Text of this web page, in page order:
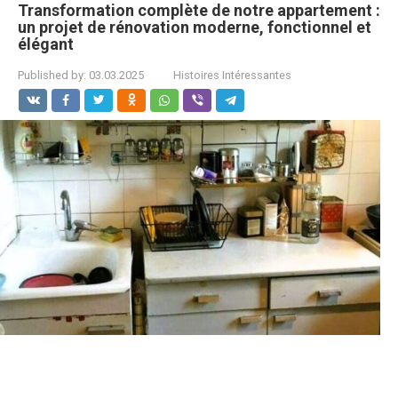
Transformation complète de notre appartement :
un projet de rénovation moderne, fonctionnel et
élégant
Published by: 03.03.2025 Histoires Intéressantes